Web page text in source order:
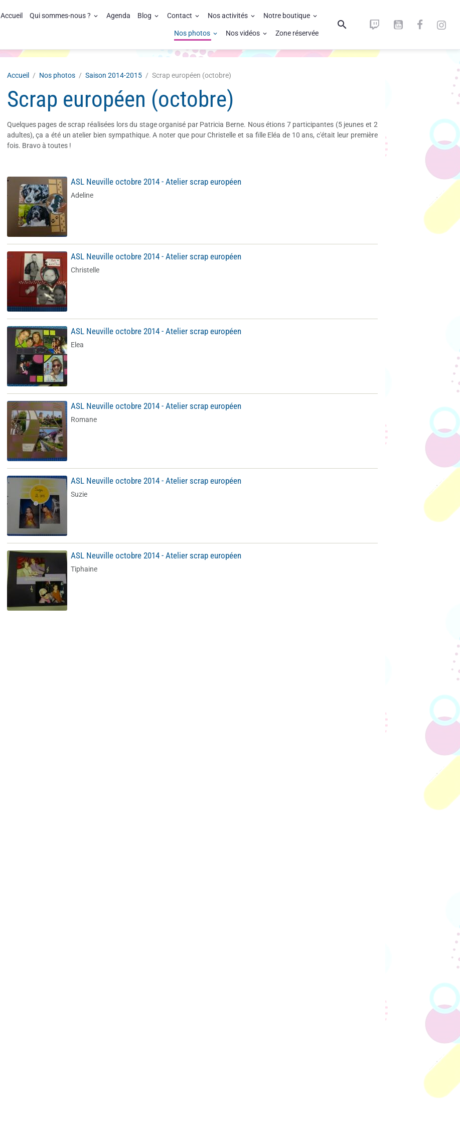
Accueil Qui sommes-nous ? Agenda Blog Contact Nos activités Notre boutique
Nos photos Nos vidéos Zone réservée
Accueil Nos photos Saison 2014-2015 Scrap européen (octobre)
Scrap européen (octobre)
Quelques pages de scrap réalisées lors du stage organisé par Patricia Berne. Nous étions 7 participantes (5 jeunes et 2
adultes), ça a été un atelier bien sympathique. A noter que pour Christelle et sa fille Eléa de 10 ans, c'était leur première
fois. Bravo à toutes !
ASL Neuville octobre 2014 - Atelier scrap européen
Adeline
ASL Neuville octobre 2014 - Atelier scrap européen
Christelle
ASL Neuville octobre 2014 - Atelier scrap européen
Elea
ASL Neuville octobre 2014 - Atelier scrap européen
Romane
ASL Neuville octobre 2014 - Atelier scrap européen
Suzie
ASL Neuville octobre 2014 - Atelier scrap européen
Tiphaine